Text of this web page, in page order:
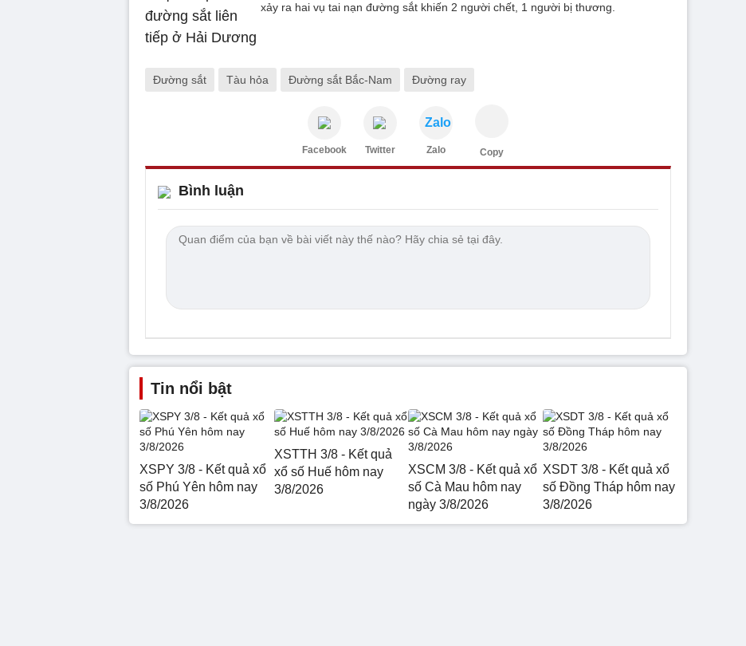
xảy ra hai vụ tai nạn đường sắt khiến 2 người chết, 1 người bị thương.
Đường sắt Tàu hỏa Đường sắt Bắc-Nam Đường ray
Facebook Twitter
Zalo
Zalo Copy
Bình luận
Tin nổi bật
XSPY 3/8 - Kết quả xổ
số Phú Yên hôm nay
3/8/2026
XSTTH 3/8 - Kết quả
xổ số Huế hôm nay
3/8/2026
XSCM 3/8 - Kết quả xổ
số Cà Mau hôm nay
ngày 3/8/2026
XSDT 3/8 - Kết quả xổ
số Đồng Tháp hôm nay
3/8/2026